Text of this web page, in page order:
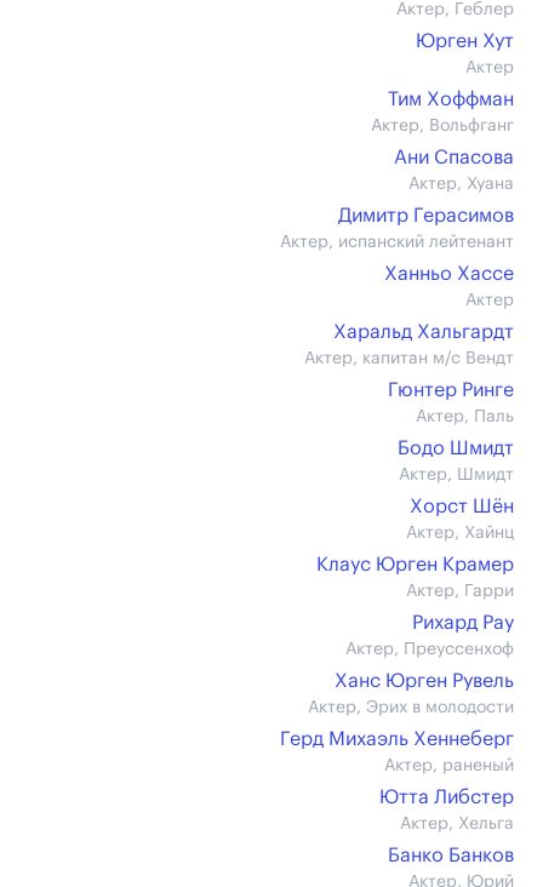
Актер, Геблер
Юрген Хут
Актер
Тим Хоффман
Актер, Вольфганг
Ани Спасова
Актер, Хуана
Димитр Герасимов
Актер, испанский лейтенант
Ханньо Хассе
Актер
Харальд Хальгардт
Актер, капитан м/с Вендт
Гюнтер Ринге
Актер, Паль
Бодо Шмидт
Актер, Шмидт
Хорст Шён
Актер, Хайнц
Клаус Юрген Крамер
Актер, Гарри
Рихард Рау
Актер, Преуссенхоф
Ханс Юрген Рувель
Актер, Эрих в молодости
Герд Михаэль Хеннеберг
Актер, раненый
Ютта Либстер
Актер, Хельга
Банко Банков
Актер, Юрий